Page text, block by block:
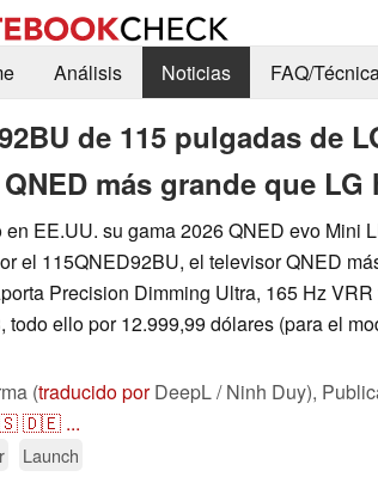
Análisis Noticias FAQ/
de 115 pulgadas de
más grande que
en EE.UU. su gama 2026 QNED evo Mini
el 115QNED92BU, el televisor QNED
Precision Dimming Ultra, 165 Hz
todo ello por 12.999,99 dólares (para el
(traducido porDeepL / Ninh Duy),
🇩🇪 ...
Launch